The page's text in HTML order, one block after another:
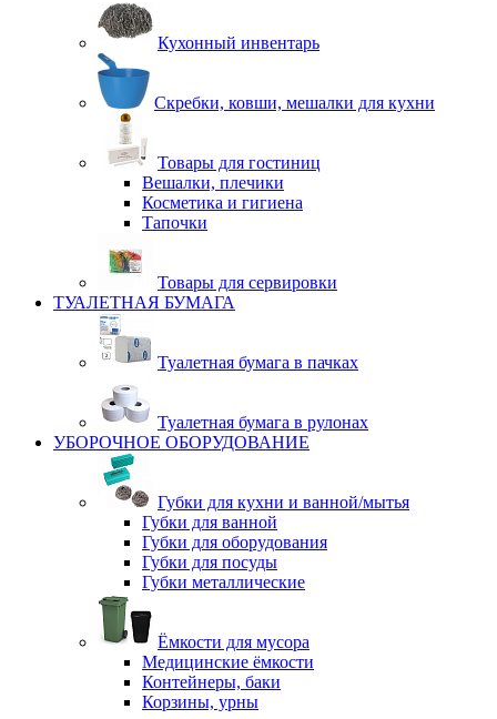
Кухонный инвентарь
Скребки, ковши, мешалки для кухни
Товары для гостиниц
Вешалки, плечики
Косметика и гигиена
Тапочки
Товары для сервировки
ТУАЛЕТНАЯ БУМАГА
Туалетная бумага в пачках
Туалетная бумага в рулонах
УБОРОЧНОЕ ОБОРУДОВАНИЕ
Губки для кухни и ванной/мытья
Губки для ванной
Губки для оборудования
Губки для посуды
Губки металлические
Ёмкости для мусора
Медицинские ёмкости
Контейнеры, баки
Корзины, урны